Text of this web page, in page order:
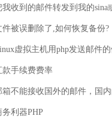
收到的邮件转发到我的sina
件被误删除了,如何恢复备份?
虚拟主机用php发送邮件
款手续费费率
箱不能接收国外的邮件，国
务利器PHP